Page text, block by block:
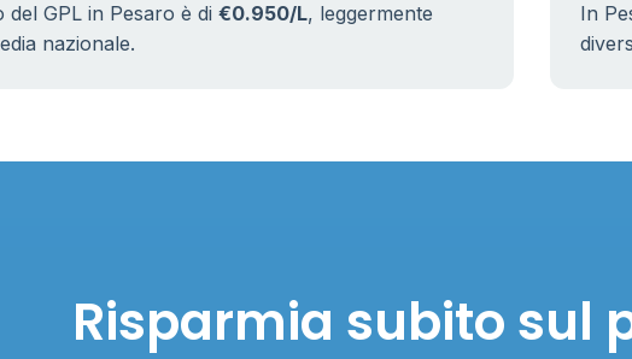
del GPL in Pesaro è di €0.950/L, leggermente
nazionale.
In
Risparmia subito sul